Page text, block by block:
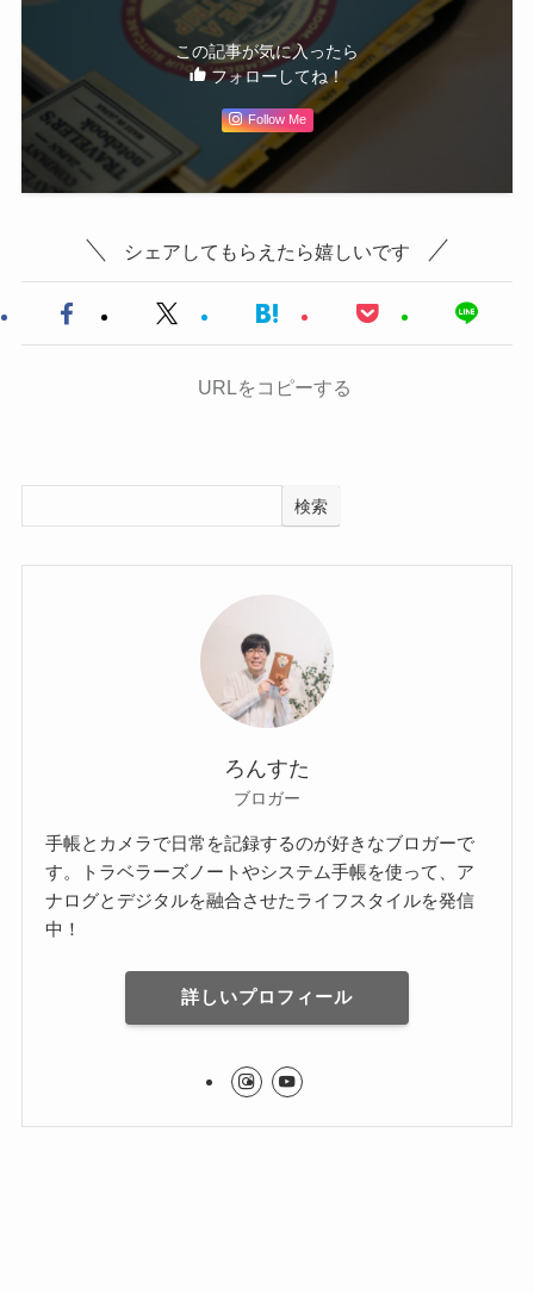
この記事が気に入ったら
フォローしてね！
Follow Me
シェアしてもらえたら嬉しいです
URLをコピーする
検索
ろんすた
ブロガー
手帳とカメラで日常を記録するのが好きなブロガーで
す。トラベラーズノートやシステム手帳を使って、ア
ナログとデジタルを融合させたライフスタイルを発信
中！
詳しいプロフィール